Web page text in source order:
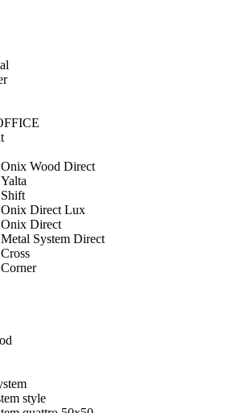
Wood Direct
Onix Direct Lux
Direct
System Direct
style